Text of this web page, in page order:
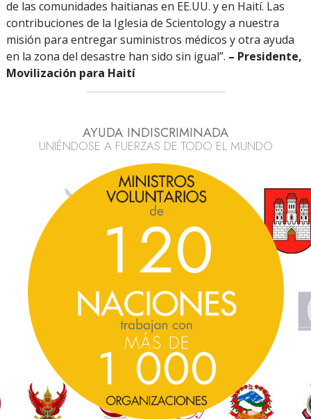
de las comunidades haitianas en EE.UU. y en Haití. Las
contribuciones de la Iglesia de Scientology a nuestra
misión para entregar suministros médicos y otra ayuda
en la zona del desastre han sido sin igual”. – Presidente,
Movilización para Haití
AYUDA INDISCRIMINADA
UNIÉNDOSE A FUERZAS DE TODO EL MUNDO
120
1 000